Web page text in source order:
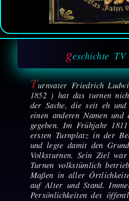
geschichte
Turnvater Friedrich
1852 ) hat das turnen
der Sache, die seit eh
einen anderen Namen
gegeben. Im Frühjahr
ersten Turnplatz in der
und legte damit den
Volksturnen. Sein Ziel
Turnen volkstümlich
Maßen in aller
auf Alter und Stand.
Persönlichkeiten des